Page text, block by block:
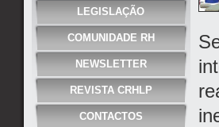
LEGISLAÇÃO
COMUNIDADE RH
NEWSLETTER
REVISTA CRHLP
CONTACTOS